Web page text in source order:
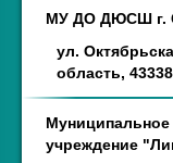
МУ ДО ДЮСШ г.
ул.
область,
учреждение